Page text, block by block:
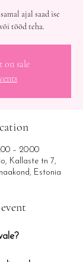
ajal saad ise
tööd teha.
on sale
– 20:00
Kallaste tn 7,
Estonia